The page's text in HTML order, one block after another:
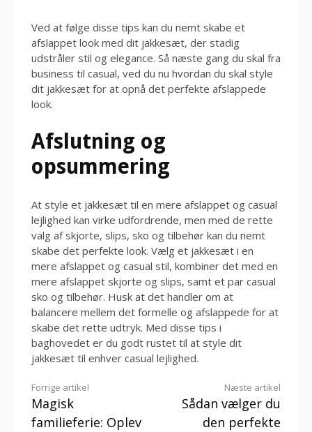
Ved at følge disse tips kan du nemt skabe et
afslappet look med dit jakkesæt, der stadig
udstråler stil og elegance. Så næste gang du skal fra
business til casual, ved du nu hvordan du skal style
dit jakkesæt for at opnå det perfekte afslappede
look.
Afslutning og
opsummering
At style et jakkesæt til en mere afslappet og casual
lejlighed kan virke udfordrende, men med de rette
valg af skjorte, slips, sko og tilbehør kan du nemt
skabe det perfekte look. Vælg et jakkesæt i en
mere afslappet og casual stil, kombiner det med en
mere afslappet skjorte og slips, samt et par casual
sko og tilbehør. Husk at det handler om at
balancere mellem det formelle og afslappede for at
skabe det rette udtryk. Med disse tips i
baghovedet er du godt rustet til at style dit
jakkesæt til enhver casual lejlighed.
Læs
videre
Forrige artikel
Magisk
familieferie: Oplev
Næste artikel
Sådan vælger du
den perfekte